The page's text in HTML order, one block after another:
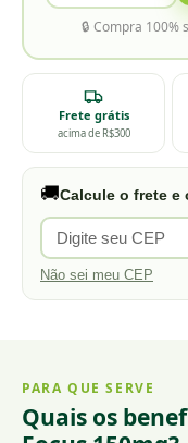
🔒 Compra 100%
Frete grátis
acima de R$300
🚚Calcule o frete e
Não sei meu CEP
PARA QUE SERVE
Quais os